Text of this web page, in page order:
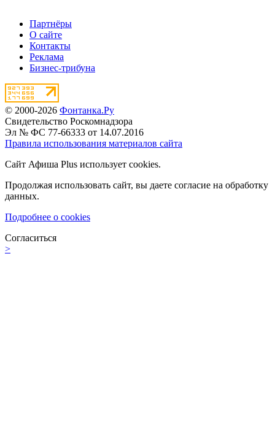
Партнёры
О сайте
Контакты
Реклама
Бизнес-трибуна
© 2000-2026 Фонтанка.Ру
Свидетельство Роскомнадзора
Эл № ФС 77-66333 от 14.07.2016
Правила использования материалов сайта
Сайт Афиша Plus использует cookies.
Продолжая использовать сайт, вы даете согласие на обработку
данных.
Подробнее о cookies
Согласиться
>